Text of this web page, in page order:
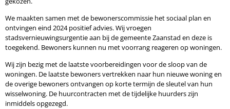
We maakten samen met de bewonerscommissie het sociaal plan en
ontvingen eind 2024 positief advies. Wij vroegen
stadsvernieuwingsurgentie aan bij de gemeente Zaanstad en deze is
toegekend. Bewoners kunnen nu met voorrang reageren op woningen.
Wij zijn bezig met de laatste voorbereidingen voor de sloop van de
woningen. De laatste bewoners vertrekken naar hun nieuwe woning en
de overige bewoners ontvangen op korte termijn de sleutel van hun
wisselwoning. De huurcontracten met de tijdelijke huurders zijn
inmiddels opgezegd.